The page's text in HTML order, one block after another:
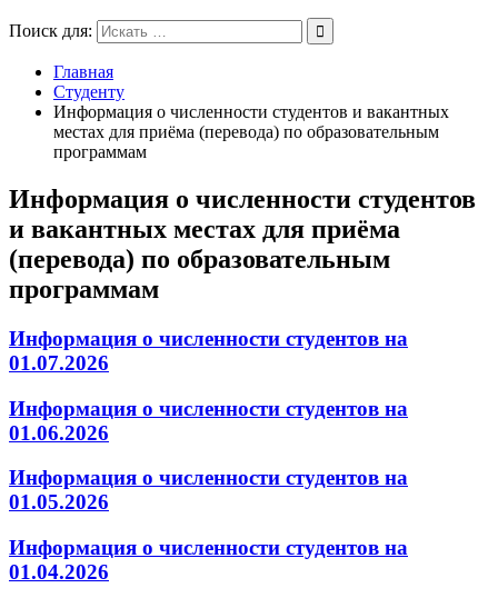
Поиск для:
Главная
Студенту
Информация о численности студентов и вакантных
местах для приёма (перевода) по образовательным
программам
Информация о численности студентов
и вакантных местах для приёма
(перевода) по образовательным
программам
Информация о численности студентов на
01.07.2026
Информация о численности студентов на
01.06.2026
Информация о численности студентов на
01.05.2026
Информация о численности студентов на
01.04.2026